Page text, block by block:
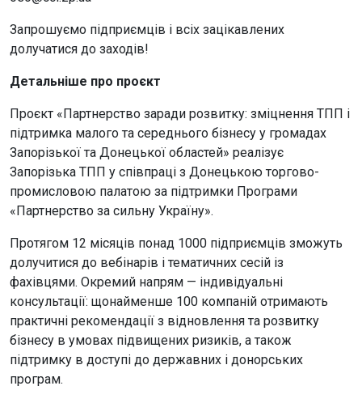
Запрошуємо підприємців і всіх зацікавлених
долучатися до заходів!
Детальніше про проєкт
Проєкт «Партнерство заради розвитку: зміцнення ТПП і
підтримка малого та середнього бізнесу у громадах
Запорізької та Донецької областей» реалізує
Запорізька ТПП у співпраці з Донецькою торгово-
промисловою палатою за підтримки Програми
«Партнерство за сильну Україну».
Протягом 12 місяців понад 1000 підприємців зможуть
долучитися до вебінарів і тематичних сесій із
фахівцями. Окремий напрям — індивідуальні
консультації: щонайменше 100 компаній отримають
практичні рекомендації з відновлення та розвитку
бізнесу в умовах підвищених ризиків, а також
підтримку в доступі до державних і донорських
програм.